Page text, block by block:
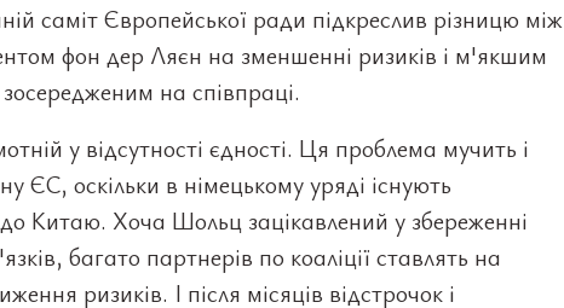
саміт Європейської ради підкреслив різницю між
фон дер Ляєн на зменшенні ризиків і м'якшим
на співпраці.
у відсутності єдності. Ця проблема мучить і
ЄС, оскільки в німецькому уряді існують
Китаю. Хоча Шольц зацікавлений у збереженні
багато партнерів по коаліції ставлять на
ризиків. І після місяців відстрочок і